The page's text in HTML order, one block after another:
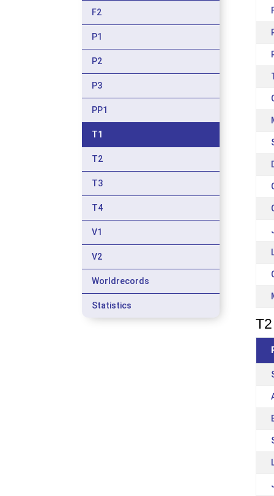
F2
P1
P2
P3
PP1
T1
T2
T3
T4
V1
V2
Worldrecords
Statistics